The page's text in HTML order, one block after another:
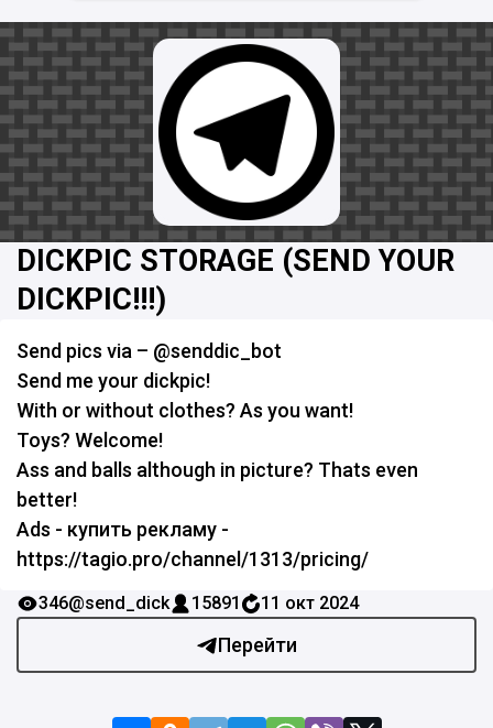
DICKPIC STORAGE (SEND YOUR
DICKPIC!!!)
Send pics via – @senddic_bot
Send me your dickpic!
With or without clothes? As you want!
Toys? Welcome!
Ass and balls although in picture? Thats even
better!
Ads - купить рекламу -
https://tagio.pro/channel/1313/pricing/
Перейти
346@send_dick 15891 11 окт 2024